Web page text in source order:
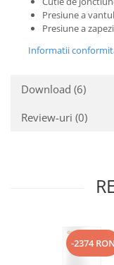
Presiune a
Presiune a
Informatii
Download (6)
Review-uri (0)
-2374 RON